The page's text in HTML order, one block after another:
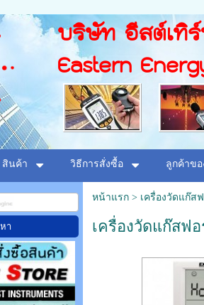
บริษัท อีสต์เทิ
Eastern
สินค้า วิธีการสั่งซื้อ ลูกค้าขอ
หน้าแรก> เครื่องวัดแก๊ส
เครื่องวัดแก๊สฟอ